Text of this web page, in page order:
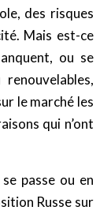
des risques
Mais est-ce
ou se
le marché les
qui n’ont
passe ou en
Russe sur